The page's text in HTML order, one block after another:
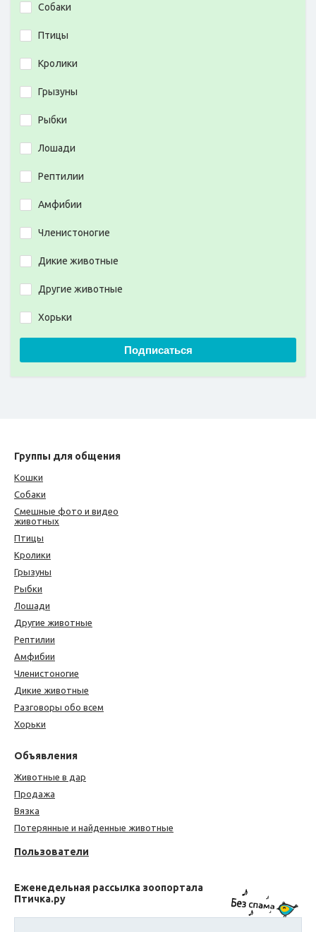
Собаки
Птицы
Кролики
Грызуны
Рыбки
Лошади
Рептилии
Амфибии
Членистоногие
Дикие животные
Другие животные
Хорьки
Подписаться
Группы для общения
Кошки
Собаки
Смешные фото и видео
животных
Птицы
Кролики
Грызуны
Рыбки
Лошади
Другие животные
Рептилии
Амфибии
Членистоногие
Дикие животные
Разговоры обо всем
Хорьки
Объявления
Животные в дар
Продажа
Вязка
Потерянные и найденные животные
Пользователи
Еженедельная рассылка зоопортала
Птичка.ру